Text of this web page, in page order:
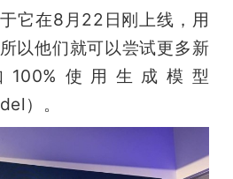
它在8月22日刚上线，用
以他们就可以尝试更多新
使用生成模型
）。